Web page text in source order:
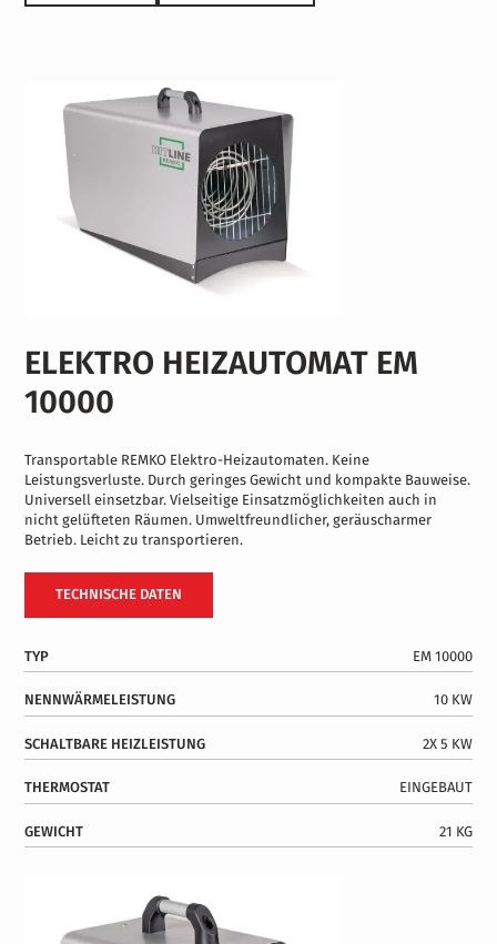
ELEKTRO HEIZAUTOMAT EM
10000
Transportable REMKO Elektro-Heizautomaten. Keine
Leistungsverluste. Durch geringes Gewicht und kompakte Bauweise.
Universell einsetzbar. Vielseitige Einsatzmöglichkeiten auch in
nicht gelüfteten Räumen. Umweltfreundlicher, geräuscharmer
Betrieb. Leicht zu transportieren.
TECHNISCHE DATEN
TYP EM 10000
NENNWÄRMELEISTUNG 10 KW
SCHALTBARE HEIZLEISTUNG 2X 5 KW
THERMOSTAT EINGEBAUT
GEWICHT 21 KG